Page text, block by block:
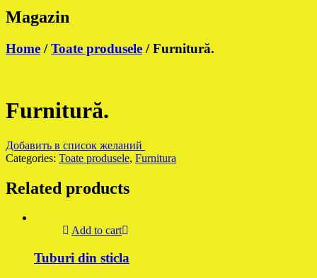
Magazin
Home /Toate produsele / Furnitură.
Furnitură.
Добавить в список желаний
Categories: Toate produsele, Furnitura
Related products
Add to cart
Tuburi din sticla